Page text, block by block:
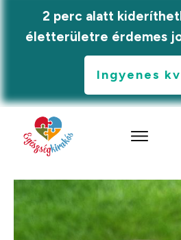
2 perc alatt
életterületre érdemes
Ingyenes